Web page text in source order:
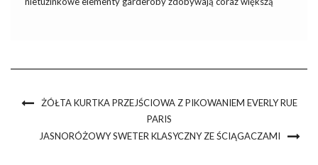
ŻÓŁTA KURTKA PRZEJŚCIOWA Z PIKOWANIEM EVERLY RUE
PARIS
JASNORÓŻOWY SWETER KLASYCZNY ZE ŚCIĄGACZAMI